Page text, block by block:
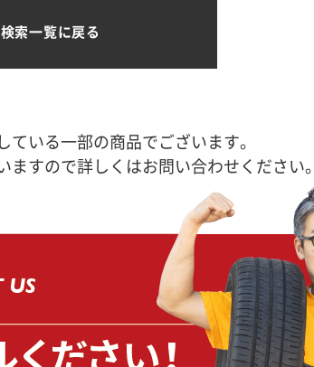
索一覧に戻る
ている一部の商品でございます。
ますので詳しくはお問い合わせください。